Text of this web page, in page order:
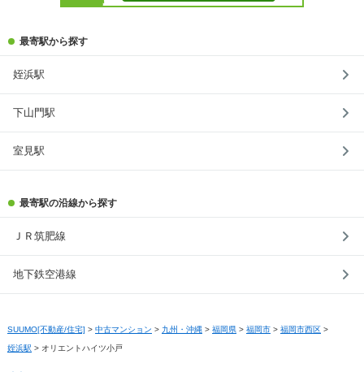
最寄駅から探す
姪浜駅
下山門駅
室見駅
最寄駅の沿線から探す
ＪＲ筑肥線
地下鉄空港線
SUUMO[不動産/住宅] > 中古マンション > 九州・沖縄 > 福岡県 > 福岡市 > 福岡市西区 >
姪浜駅 > オリエントハイツ小戸